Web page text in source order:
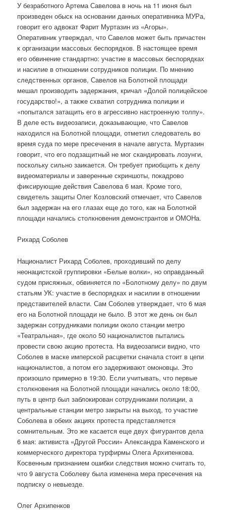
У безработного Артема Савелова в ночь на 11 июня был
произведен обыск на основании данных оперативника МУРа,
говорит его адвокат Фарит Муртазин из «Агоры».
Оперативник утверждал, что Савелов может быть причастен
к организации массовых беспорядков. В настоящее время
его обвинение стандартно: участие в массовых беспорядках
и насилие в отношении сотрудников полиции. По мнению
следственных органов, Савелов на Болотной площади
мешал производить задержания, кричал «Долой полицейское
государство!», а также схватил сотрудника полиции и
«попытался затащить его в агрессивно настроенную толпу».
В деле есть видеозаписи, доказывающие, что Савелов
находился на Болотной площади, отметил следователь во
время суда по мере пресечения в начале августа. Муртазин
говорит, что его подзащитный не мог скандировать лозунги,
поскольку сильно заикается. Он требует приобщить к делу
видеоматериалы и заверенные скриншоты, покадрово
фиксирующие действия Савелова 6 мая. Кроме того,
свидетель защиты Олег Козловский отмечает, что Савелов
был задержан на его глазах еще до того, как на Болотной
площади начались столкновения демонстрантов и ОМОНа.
Рихард Соболев
Националист Рихард Соболев, проходивший по делу
неонацистской группировки «Белые волки», но оправданный
судом присяжных, обвиняется по «Болотному делу» по двум
статьям УК: участие в беспорядках и насилии в отношении
представителей власти. Сам Соболев утверждает, что 6 мая
его на Болотной площади не было. В этот же день он был
задержан сотрудниками полиции около станции метро
«Театральная», где около 50 националистов пытались
провести свою акцию протеста. На видеозаписи видно, что
Соболев в маске имперской расцветки сначала стоит в цепи
националистов, а потом его задерживают омоновцы. Это
произошло примерно в 19:30. Если учитывать, что первые
столкновения на Болотной площади начались около 18:00,
путь в центр был заблокирован сотрудниками полиции, а
центральные станции метро закрыты на выход, то участие
Соболева в обеих акциях протеста представляется
сомнительным. Это же касается еще двух фигурантов дела
6 мая: активиста «Другой России» Александра Каменского и
коммерческого директора турфирмы Олега Архипенкова.
Косвенным признанием ошибки следствия можно считать то,
что 9 августа Соболеву была изменена мера пресечения на
подписку о невыезде.
Олег Архипенков